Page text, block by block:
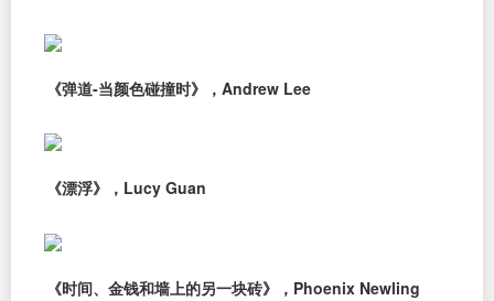
《弹道-当颜色碰撞时》，Andrew Lee
《漂浮》，Lucy Guan
《时间、金钱和墙上的另一块砖》，Phoenix Newling